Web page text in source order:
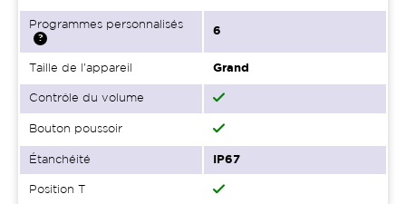
Programmes personnalisés
6
Taille de l'appareil Grand
Contrôle du volume
Bouton poussoir
Étanchéité IP67
Position T